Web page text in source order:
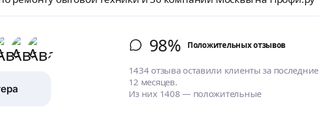
98% Положительных отзывов
1434 отзыва оставили клиенты за последние
12 месяцев.
Из них 1408 — положительные